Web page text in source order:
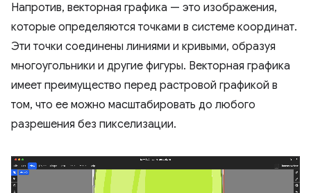
Напротив, векторная графика — это изображения,
которые определяются точками в системе координат.
Эти точки соединены линиями и кривыми, образуя
многоугольники и другие фигуры. Векторная графика
имеет преимущество перед растровой графикой в ​​
том, что ее можно масштабировать до любого
разрешения без пикселизации.